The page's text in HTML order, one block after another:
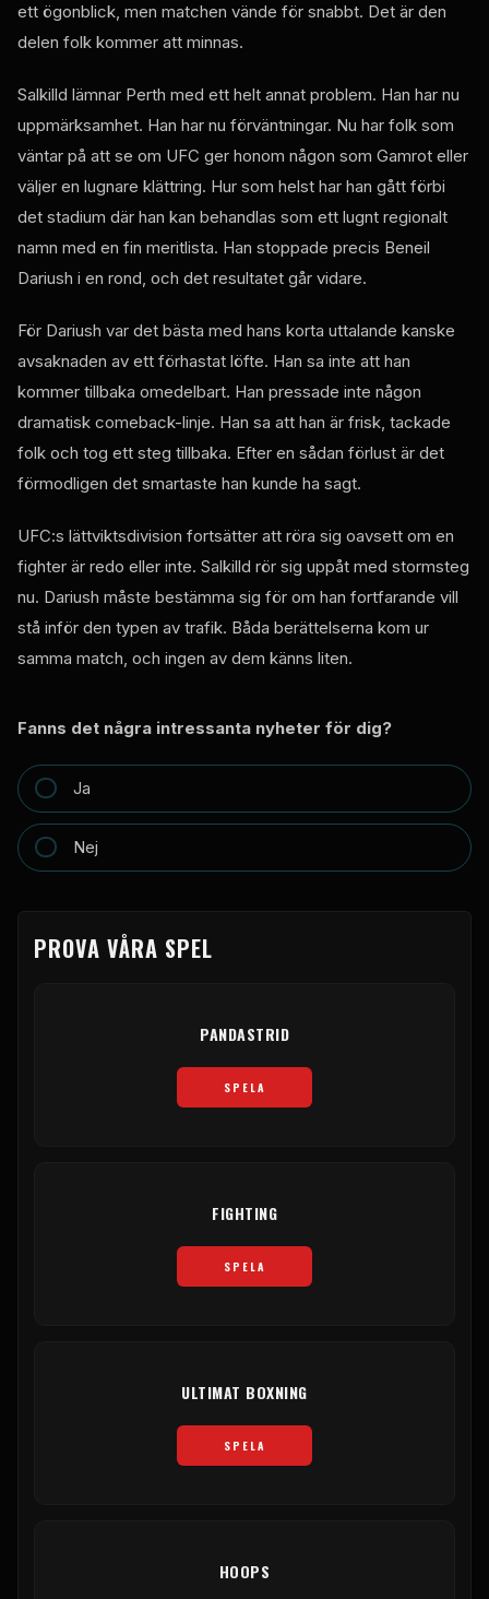
ett ögonblick, men matchen vände för snabbt. Det är den
delen folk kommer att minnas.
Salkilld lämnar Perth med ett helt annat problem. Han har nu
uppmärksamhet. Han har nu förväntningar. Nu har folk som
väntar på att se om UFC ger honom någon som Gamrot eller
väljer en lugnare klättring. Hur som helst har han gått förbi
det stadium där han kan behandlas som ett lugnt regionalt
namn med en fin meritlista. Han stoppade precis Beneil
Dariush i en rond, och det resultatet går vidare.
För Dariush var det bästa med hans korta uttalande kanske
avsaknaden av ett förhastat löfte. Han sa inte att han
kommer tillbaka omedelbart. Han pressade inte någon
dramatisk comeback-linje. Han sa att han är frisk, tackade
folk och tog ett steg tillbaka. Efter en sådan förlust är det
förmodligen det smartaste han kunde ha sagt.
UFC:s lättviktsdivision fortsätter att röra sig oavsett om en
fighter är redo eller inte. Salkilld rör sig uppåt med stormsteg
nu. Dariush måste bestämma sig för om han fortfarande vill
stå inför den typen av trafik. Båda berättelserna kom ur
samma match, och ingen av dem känns liten.
Fanns det några intressanta nyheter för dig?
Ja
Nej
PROVA VÅRA SPEL
PANDASTRID
SPELA
FIGHTING
SPELA
ULTIMAT BOXNING
SPELA
HOOPS